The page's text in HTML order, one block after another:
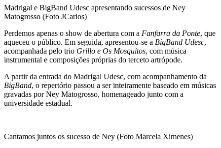
Madrigal e BigBand Udesc apresentando sucessos de Ney
Matogrosso (Foto JCarlos)
Perdemos apenas o show de abertura com a Fanfarra da Ponte, que
aqueceu o público. Em seguida, apresentou-se a BigBand Udesc,
acompanhada pelo trio Grillo e Os Mosquitos, com música
instrumental e composições próprias do terceto artrópode.
A partir da entrada do Madrigal Udesc, com acompanhamento da
BigBand, o repertório passou a ser inteiramente baseado em músicas
gravadas por Ney Matogrosso, homenageado junto com a
universidade estadual.
Cantamos juntos os sucesso de Ney (Foto Marcela Ximenes)